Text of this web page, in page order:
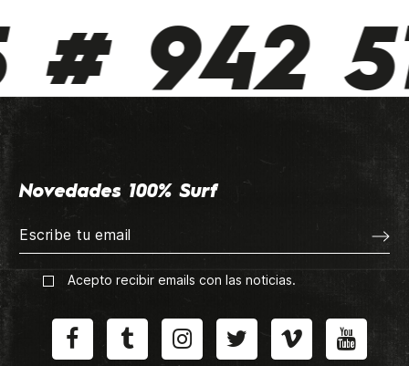
942
Novedades 100% Surf
Acepto recibir emails con las noticias.